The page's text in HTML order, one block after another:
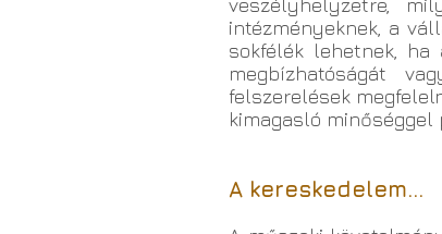
veszélyhelyzetre,
intézményeknek, a
sokfélék lehetnek, ha
megbízhatóságát
felszerelések
kimagasló minőséggel
A kereskedelem...